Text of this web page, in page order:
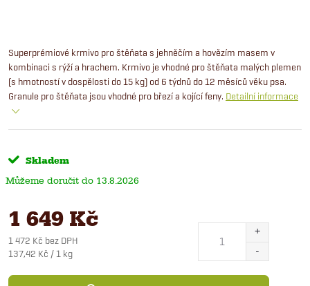
Superprémiové krmivo pro štěňata s jehněčím a hovězím masem v
kombinaci s rýží a hrachem. Krmivo je vhodné pro štěňata malých plemen
(s hmotností v dospělosti do 15 kg) od 6 týdnů do 12 měsíců věku psa.
Granule pro štěňata jsou vhodné pro březí a kojící feny. Detailní informace
Skladem
13.8.2026
1 649 Kč
1 472 Kč bez DPH
Měrná
137,42 Kč / 1 kg